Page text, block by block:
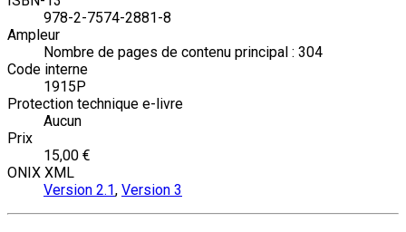
978-2-7574-2881-8
Ampleur
Nombre de pages de contenu principal : 304
Code interne
1915P
Protection technique e-livre
Aucun
Prix
15,00 €
ONIX XML
Version 2.1, Version 3